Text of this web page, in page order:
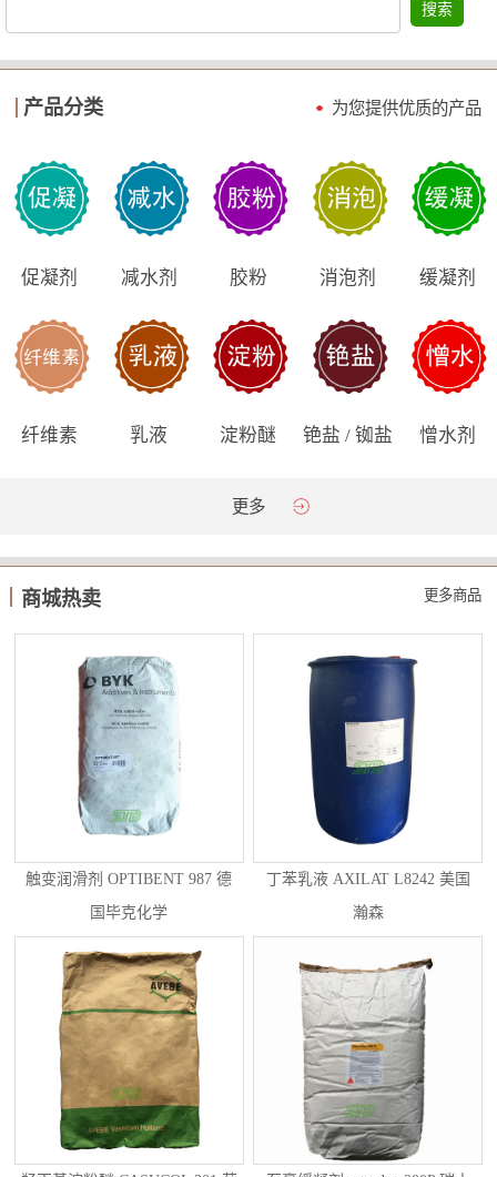
搜索
产品分类 为您提供优质的产品
促凝剂 减水剂 胶粉 消泡剂 缓凝剂
纤维素 乳液 淀粉醚 铯盐 / 铷盐 憎水剂
更多
商城热卖 更多商品
触变润滑剂 OPTIBENT 987 德
国毕克化学
丁苯乳液 AXILAT L8242 美国
瀚森